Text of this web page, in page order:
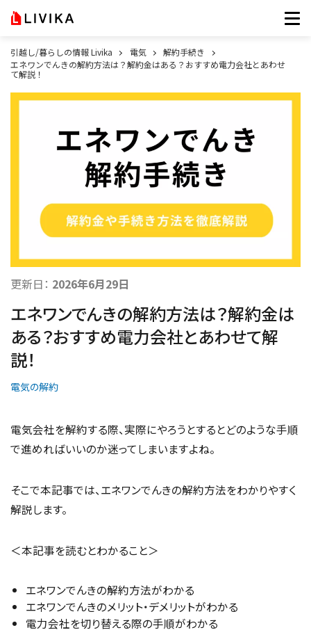
引越し/暮らしの情報 Livika 電気
解約手続き
エネワンでんきの解約方法は？解約金はある？おすすめ電力会社とあわせ
て解説！
更新日： 2026年6月29日
エネワンでんきの解約方法は？解約金は
ある？おすすめ電力会社とあわせて解
説！
電気の解約
電気会社を解約する際、実際にやろうとするとどのような手順
で進めればいいのか迷ってしまいますよね。
そこで本記事では、エネワンでんきの解約方法をわかりやすく
解説します。
＜本記事を読むとわかること＞
エネワンでんきの解約方法がわかる
エネワンでんきのメリット・デメリットがわかる
電力会社を切り替える際の手順がわかる